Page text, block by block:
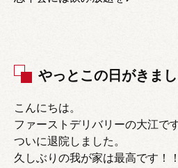
やっとこの日がきまし
こんにちは。
ファーストデリバリーの大江です
ついに退院しました。
久しぶりの我が家は最高です！！